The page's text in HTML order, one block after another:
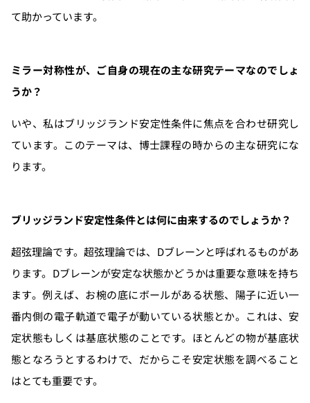
て助かっています。
ミラー対称性が、ご自身の現在の主な研究テーマなのでしょ
うか？
いや、私はブリッジランド安定性条件に焦点を合わせ研究し
ています。このテーマは、博士課程の時からの主な研究にな
ります。
ブリッジランド安定性条件とは何に由来するのでしょうか？
超弦理論です。超弦理論では、Dブレーンと呼ばれるものがあ
ります。Dブレーンが安定な状態かどうかは重要な意味を持ち
ます。例えば、お椀の底にボールがある状態、陽子に近い一
番内側の電子軌道で電子が動いている状態とか。これは、安
定状態もしくは基底状態のことです。ほとんどの物が基底状
態となろうとするわけで、だからこそ安定状態を調べること
はとても重要です。